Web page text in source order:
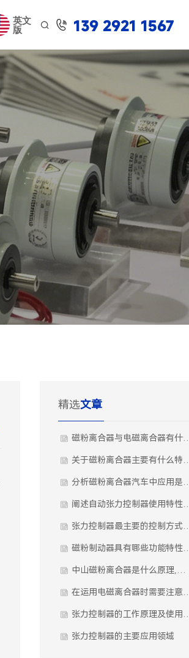
英文
版
  139 2921 1567
精选文章
张力控制器的主要应用领域